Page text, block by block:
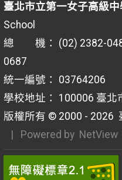
臺北市立第一女子高級中
School
總 機： (02) 2382-
0687
統一編號： 03764206
學校地址： 100006 臺
版權所有 © 2000 - 2026
| Powered by NetView